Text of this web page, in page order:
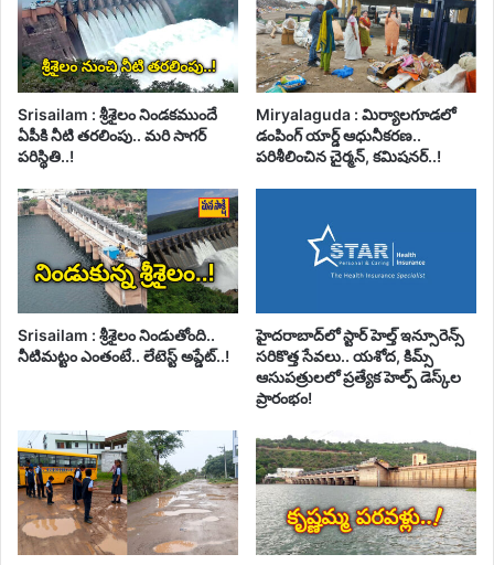
Srisailam : శ్రీశైలం నిండకముందే
ఏపీకి నీటి తరలింపు.. మరి సాగర్
పరిస్థితి..!
Miryalaguda : మిర్యాలగూడలో
డంపింగ్ యార్డ్ ఆధునీకరణ..
పరిశీలించిన చైర్మన్, కమిషనర్..!
Srisailam : శ్రీశైలం నిండుతోంది..
నీటిమట్టం ఎంతంటే.. లేటెస్ట్ అప్డేట్..!
హైదరాబాద్‌లో స్టార్ హెల్త్ ఇన్సూరెన్స్
సరికొత్త సేవలు.. యశోద, కిమ్స్
ఆసుపత్రులలో ప్రత్యేక హెల్ప్ డెస్క్‌ల
ప్రారంభం!